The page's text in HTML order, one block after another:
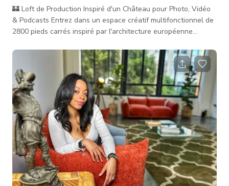
🏰 Loft de Production Inspiré d'un Château pour Photo, Vidéo
& Podcasts Entrez dans un espace créatif multifonctionnel de
2800 pieds carrés inspiré par l'architecture européenne
bois, brique) avec une infrastructure de production moderne —
idéal pour les séances photo, films, clips musicaux, podcasts,
contenus de marque et créateurs YouTube. 🎙️ Salle de
Podcast — Élégance Historique Un espace insonorisé pr